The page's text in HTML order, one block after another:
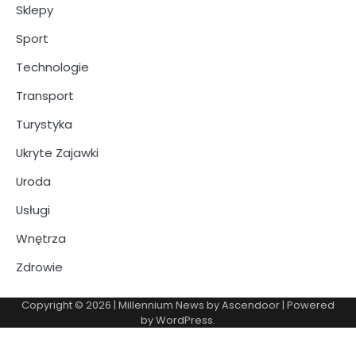
Sklepy
Sport
Technologie
Transport
Turystyka
Ukryte Zajawki
Uroda
Usługi
Wnętrza
Zdrowie
Copyright © 2026 | Millennium News byAscendoor| Powered
byWordPress.